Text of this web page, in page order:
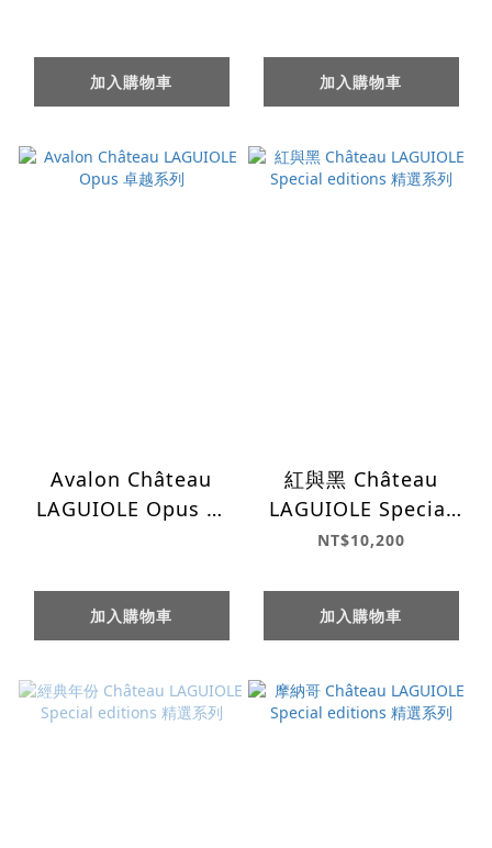
加入購物車 加入購物車
Avalon Château
LAGUIOLE Opus 卓
加入購物車
紅與黑 Château
LAGUIOLE Special
editions 精選系列
NT$10,200
加入購物車